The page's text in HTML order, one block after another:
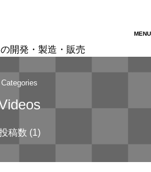
開発・製造・販売
Categories